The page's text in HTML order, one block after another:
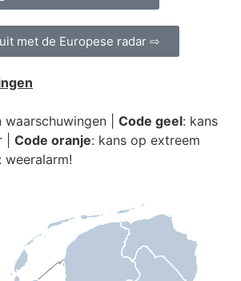
met de Europese radar ⇨
waarschuwingen | Code geel: kans
| Code oranje: kans op extreem
: weeralarm!